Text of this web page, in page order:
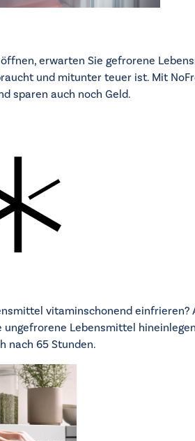
erwarten Sie gefrorene
und mitunter teuer ist. Mit
sparen auch noch Geld.
vitaminschonend
Lebensmittel
nach 65 Stunden.